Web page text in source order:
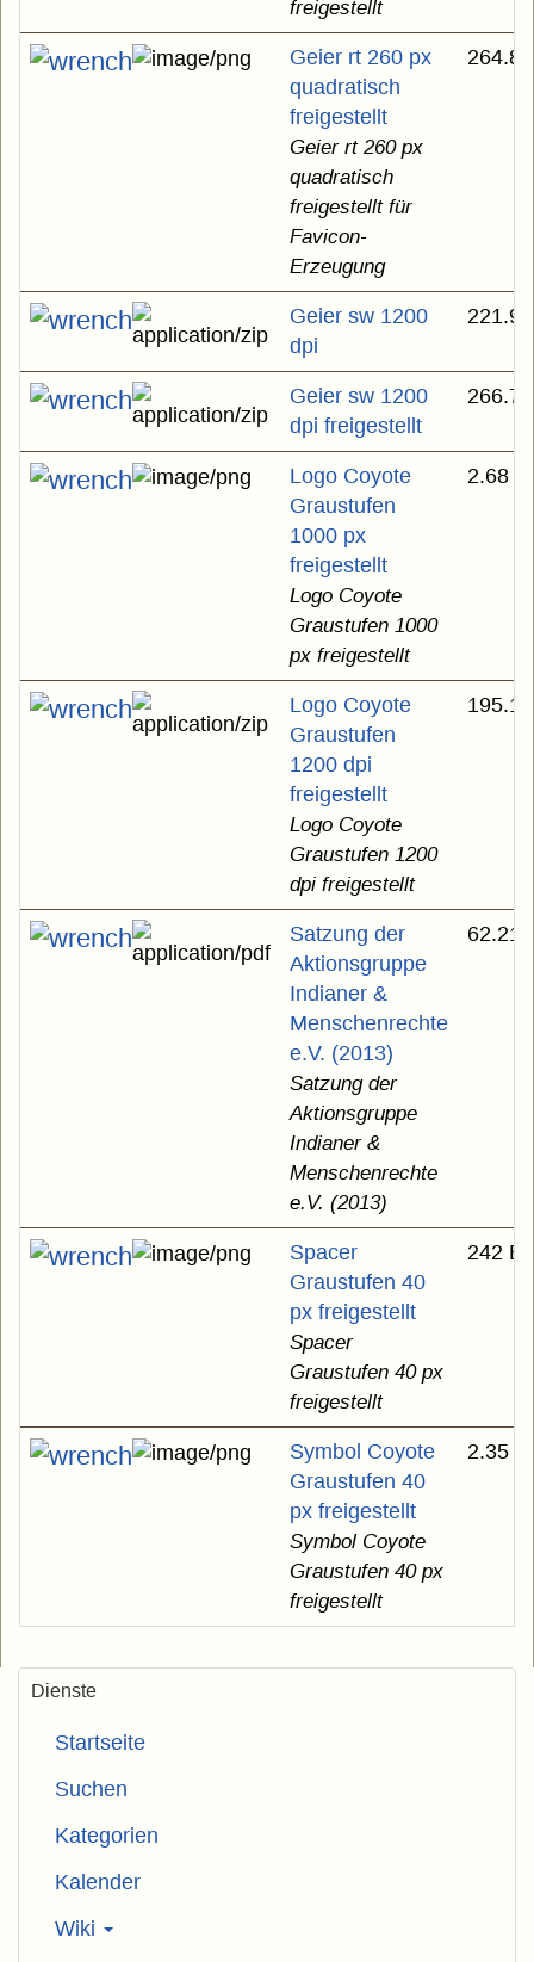
freigestellt
Geier rt 260 px
quadratisch
freigestellt
Geier rt 260 px
quadratisch
freigestellt für
Favicon-
Erzeugung
Geier sw 1200
dpi
Geier sw 1200
dpi freigestellt
Logo Coyote
Graustufen
1000 px
freigestellt
Logo Coyote
Graustufen 1000
px freigestellt
2.68
Logo Coyote
Graustufen
1200 dpi
freigestellt
Logo Coyote
Graustufen 1200
dpi freigestellt
Satzung der
Aktionsgruppe
Indianer &
Menschenrechte
e.V. (2013)
Satzung der
Aktionsgruppe
Indianer &
Menschenrechte
e.V. (2013)
62.21
Spacer
Graustufen 40
px freigestellt
Spacer
Graustufen 40 px
freigestellt
242 B
Symbol Coyote
Graustufen 40
px freigestellt
Symbol Coyote
Graustufen 40 px
freigestellt
2.35
Dienste
Startseite
Suchen
Kategorien
Kalender
Wiki